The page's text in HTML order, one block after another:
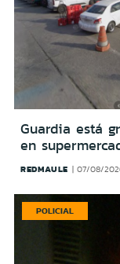
Guardia está
en
REDMAULE 07/08/
POLICIAL